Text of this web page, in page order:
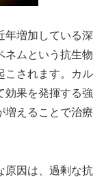
年増加している深
ネムという抗生物
こされます。カル
効果を発揮する強
増えることで治療
原因は、過剰な抗